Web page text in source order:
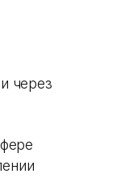
через